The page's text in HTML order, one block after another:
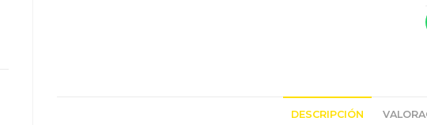
DESCRIPCIÓN